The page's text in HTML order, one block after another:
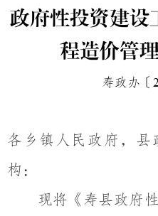
政府性投资建设
程造价管
寿政办〔
各乡镇人民政府，县
构：
现将《寿县政府